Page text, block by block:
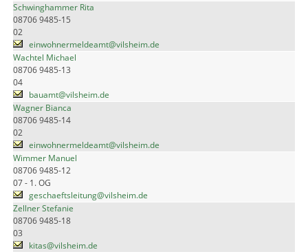
Schwinghammer Rita
08706 9485-15
02
einwohnermeldeamt@vilsheim.de
Wachtel Michael
08706 9485-13
04
bauamt@vilsheim.de
Wagner Bianca
08706 9485-14
02
einwohnermeldeamt@vilsheim.de
Wimmer Manuel
08706 9485-12
07 - 1. OG
geschaeftsleitung@vilsheim.de
Zellner Stefanie
08706 9485-18
03
kitas@vilsheim.de